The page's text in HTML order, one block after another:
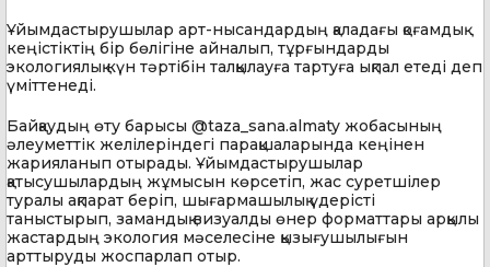
Ұйымдастырушылар арт-нысандардың қаладағы қоғамдық
кеңістіктің бір бөлігіне айналып, тұрғындарды
экологиялық күн тәртібін талқылауға тартуға ықпал етеді деп
үміттенеді.
Байқаудың өту барысы @taza_sana.almaty жобасының
әлеуметтік желілеріндегі парақшаларында кеңінен
жарияланып отырады. Ұйымдастырушылар
қатысушылардың жұмысын көрсетіп, жас суретшілер
туралы ақпарат беріп, шығармашылық үдерісті
таныстырып, замандық визуалды өнер форматтары арқылы
жастардың экология мәселесіне қызығушылығын
арттыруды жоспарлап отыр.